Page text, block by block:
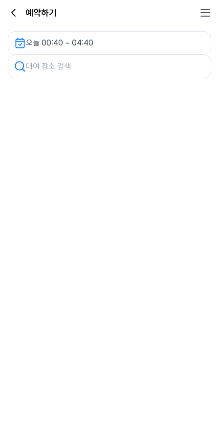
예약하기
오늘 00:40 ~ 04:40
롯데마트 김천점(물류하역장 옆) 렌터카